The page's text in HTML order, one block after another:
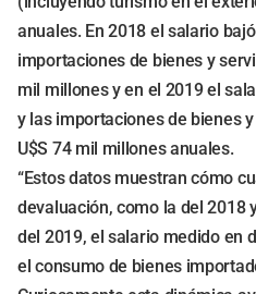
anuales. En 2018 el salario
importaciones de bienes y
mil millones y en el 2019 el
y las importaciones de bienes
U$S 74 mil millones anuales.
“Estos datos muestran cómo
devaluación, como la del 2018
del 2019, el salario medido en
el consumo de bienes